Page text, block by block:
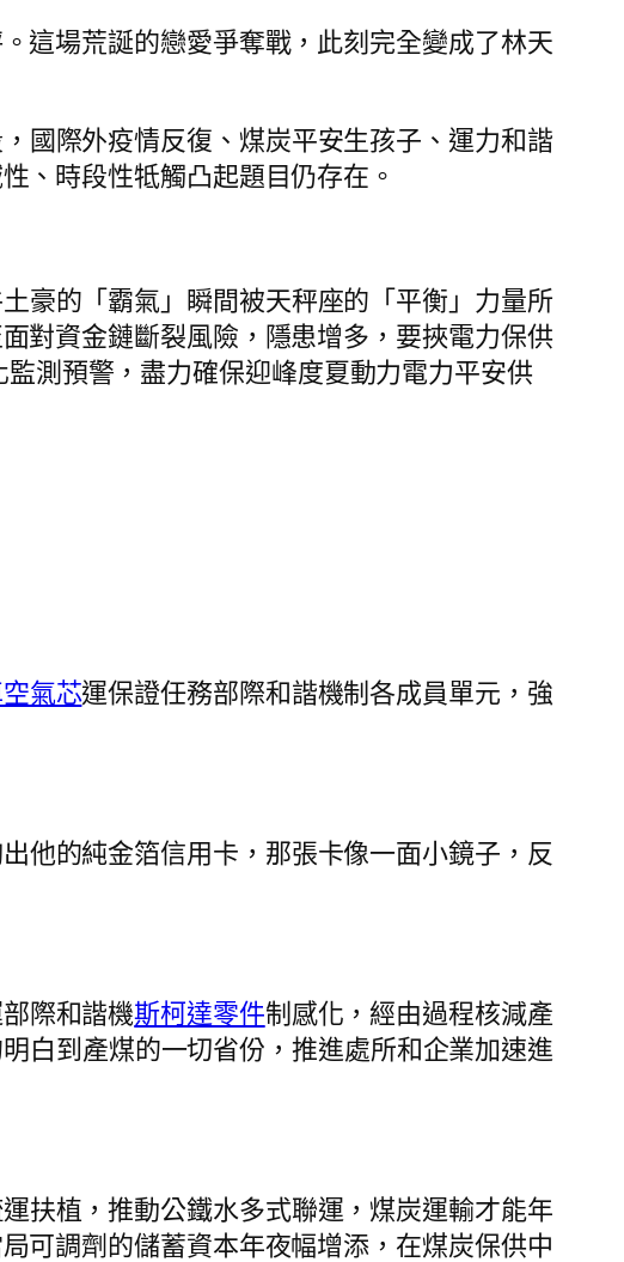
這場荒誕的戀愛爭奪戰，此刻完全變成了林天
國際外疫情反復、煤炭平安生孩子、運力和諧
、時段性牴觸凸起題目仍存在。
豪的「霸氣」瞬間被天秤座的「平衡」力量所
對資金鏈斷裂風險，隱患增多，要挾電力保供
測預警，盡力確保迎峰度夏動力電力平安供
氣芯運保證任務部際和諧機制各成員單元，強
他的純金箔信用卡，那張卡像一面小鏡子，反
際和諧機斯柯達零件制感化，經由過程核減產
白到產煤的一切省份，推進處所和企業加速進
扶植，推動公鐵水多式聯運，煤炭運輸才能年
可調劑的儲蓄資本年夜幅增添，在煤炭保供中